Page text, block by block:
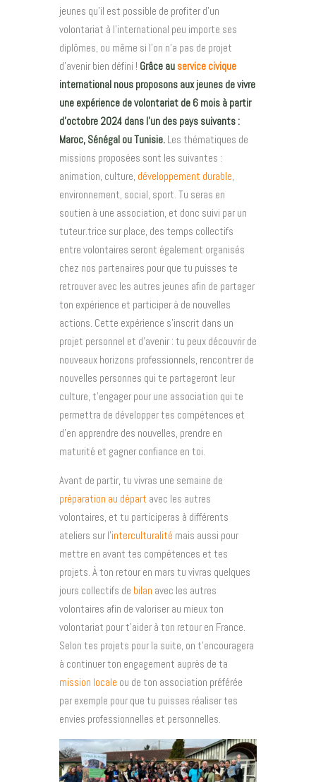
jeunes qu’il est possible de profiter d’un
volontariat à l’international peu importe ses
diplômes, ou même si l’on n’a pas de projet
d’avenir bien défini ! Grâce au service civique
international nous proposons aux jeunes de vivre
une expérience de volontariat de 6 mois à partir
d’octobre 2024 dans l’un des pays suivants :
Maroc, Sénégal ou Tunisie. Les thématiques de
missions proposées sont les suivantes :
animation, culture, développement durable
environnement, social, sport. Tu seras en
soutien à une association, et donc suivi par un
tuteur.trice sur place, des temps collectifs
entre volontaires seront également organisés
chez nos partenaires pour que tu puisses te
retrouver avec les autres jeunes afin de partager
ton expérience et participer à de nouvelles
actions. Cette expérience s’inscrit dans un
projet personnel et d’avenir : tu peux découvrir de
nouveaux horizons professionnels, rencontrer de
nouvelles personnes qui te partageront leur
culture, t’engager pour une association qui te
permettra de développer tes compétences et
d’en apprendre des nouvelles, prendre en
maturité et gagner confiance en toi.
Avant de partir, tu vivras une semaine de
préparation au départ avec les autres
volontaires, et tu participeras à différents
ateliers sur l’interculturalité mais aussi pour
mettre en avant tes compétences et tes
projets. À ton retour en mars tu vivras quelques
jours collectifs de bilan avec les autres
volontaires afin de valoriser au mieux ton
volontariat pour t’aider à ton retour en France.
Selon tes projets pour la suite, on t’encouragera
à continuer ton engagement auprès de ta
mission locale ou de ton association préférée
par exemple pour que tu puisses réaliser tes
envies professionnelles et personnelles.